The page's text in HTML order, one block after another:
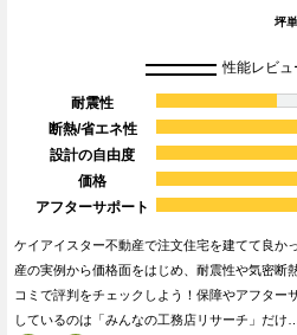
坪
性能レビュ
耐震性
断熱/省エネ性
設計の自由度
価格
アフターサポート
ケイアイスター不動産で注文住宅を建てて良か
産の実例から価格面をはじめ、耐震性や気密断
コミで評判をチェックしよう！保障やアフター
しているのは「みんなの工務店リサーチ」だけ…